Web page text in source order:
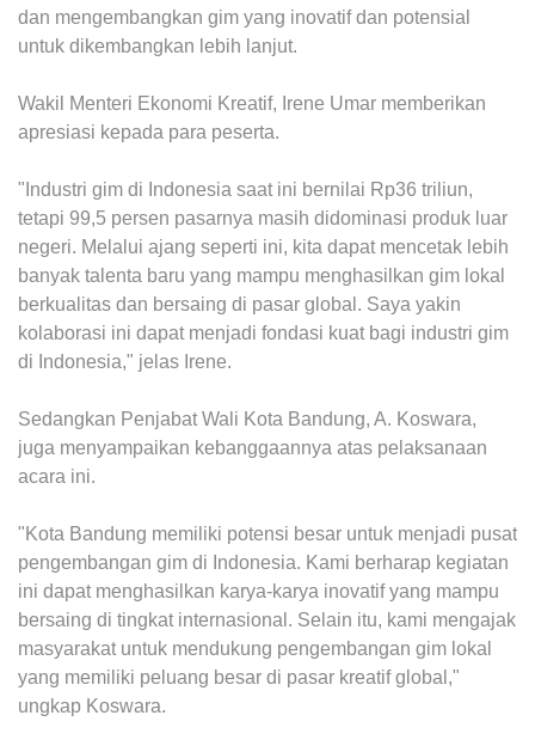
dan mengembangkan gim yang inovatif dan potensial
untuk dikembangkan lebih lanjut.
Wakil Menteri Ekonomi Kreatif, Irene Umar memberikan
apresiasi kepada para peserta.
"Industri gim di Indonesia saat ini bernilai Rp36 triliun,
tetapi 99,5 persen pasarnya masih didominasi produk luar
negeri. Melalui ajang seperti ini, kita dapat mencetak lebih
banyak talenta baru yang mampu menghasilkan gim lokal
berkualitas dan bersaing di pasar global. Saya yakin
kolaborasi ini dapat menjadi fondasi kuat bagi industri gim
di Indonesia," jelas Irene.
Sedangkan Penjabat Wali Kota Bandung, A. Koswara,
juga menyampaikan kebanggaannya atas pelaksanaan
acara ini.
"Kota Bandung memiliki potensi besar untuk menjadi pusat
pengembangan gim di Indonesia. Kami berharap kegiatan
ini dapat menghasilkan karya-karya inovatif yang mampu
bersaing di tingkat internasional. Selain itu, kami mengajak
masyarakat untuk mendukung pengembangan gim lokal
yang memiliki peluang besar di pasar kreatif global,"
ungkap Koswara.